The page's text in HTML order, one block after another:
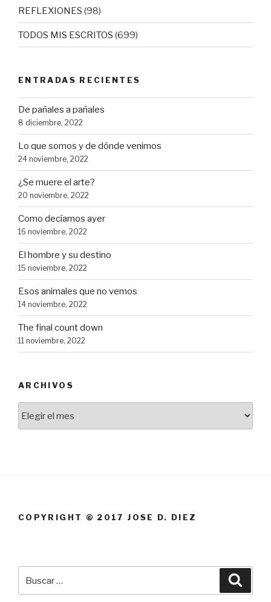
REFLEXIONES (98)
TODOS MIS ESCRITOS (699)
ENTRADAS RECIENTES
De pañales a pañales
8 diciembre, 2022
Lo que somos y de dónde venimos
24 noviembre, 2022
¿Se muere el arte?
20 noviembre, 2022
Como decíamos ayer
16 noviembre, 2022
El hombre y su destino
15 noviembre, 2022
Esos animales que no vemos
14 noviembre, 2022
The final count down
11 noviembre, 2022
ARCHIVOS
COPYRIGHT © 2017 JOSE D. DIEZ
por: